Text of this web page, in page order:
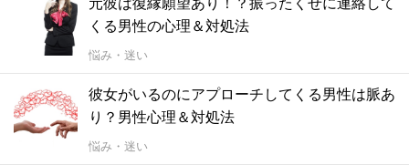
くる男性の心理＆対処法
悩み・迷い
彼女がいるのにアプローチしてくる男性は脈あ
り？男性心理＆対処法
悩み・迷い